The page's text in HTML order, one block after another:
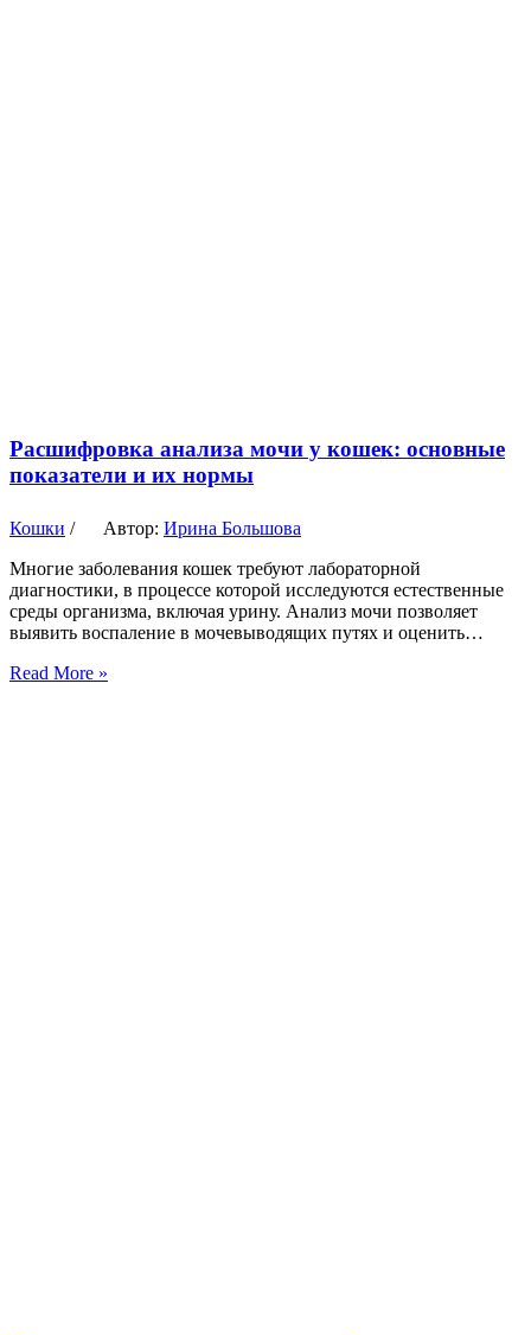
Расшифровка анализа мочи у кошек: основные
показатели и их нормы
Кошки / Автор: Ирина Большова
Многие заболевания кошек требуют лабораторной
диагностики, в процессе которой исследуются естественные
среды организма, включая урину. Анализ мочи позволяет
выявить воспаление в мочевыводящих путях и оценить…
Read More »